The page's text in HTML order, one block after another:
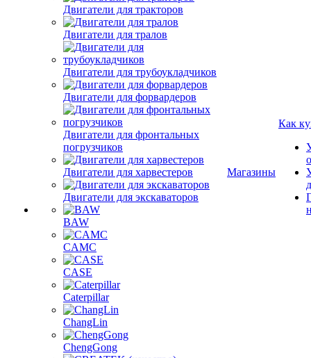
Двигатели для тракторов
Двигатели для тралов
Двигатели для трубоукладчиков
Двигатели для форвардеров
Двигатели для фронтальных
погрузчиков
Двигатели для харвестеров
Двигатели для экскаваторов
BAW
CAMC
CASE
Caterpillar
ChangLin
ChengGong
Магазины
Как